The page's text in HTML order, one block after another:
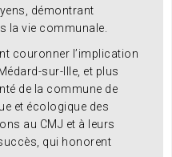
démontrant
la vie communale.
couronner l’implication
sur-Ille, et plus
de la commune de
et écologique des
au CMJ et à leurs
qui honorent